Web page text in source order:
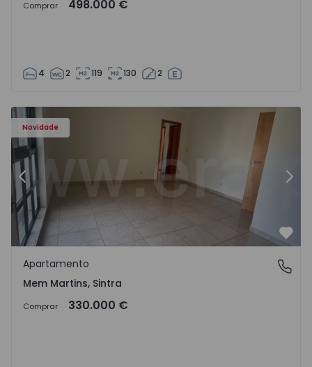
Comprar 498.000 €
4 2 119 130 2
Novidade
- 15
Apartamento T3 Sintra, Algueirão-Mem Martins -
Anterior
Mem Martins, Sintra
Apartamento
Mem Martins, Sintra
Comprar 330.000 €